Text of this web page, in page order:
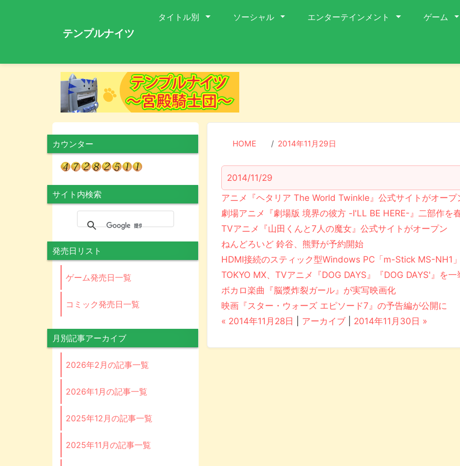
テンプルナイツ
タイトル別 ソーシャル エンターテインメント ゲーム
HOME 2014年11月29日
2014/11/29
アニメ『ヘタリア The World Twinkle』公式サイトがオープ
劇場アニメ『劇場版 境界の彼方 -I'LL BE HERE-』二部作を
TVアニメ『山田くんと7人の魔女』公式サイトがオープン
ねんどろいど 鈴谷、熊野が予約開始
HDMI接続のスティック型Windows PC「m-Stick MS-NH1」
TOKYO MX、TVアニメ『DOG DAYS』『DOG DAYS'』を一
ボカロ楽曲『脳漿炸裂ガール』が実写映画化
映画『スター・ウォーズ エピソード7』の予告編が公開に
« 2014年11月28日
アーカイブ 2014年11月30日 »
カウンター
サイト内検索
発売日リスト
ゲーム発売日一覧
コミック発売日一覧
月別記事アーカイブ
2026年2月の記事一覧
2026年1月の記事一覧
2025年12月の記事一覧
2025年11月の記事一覧